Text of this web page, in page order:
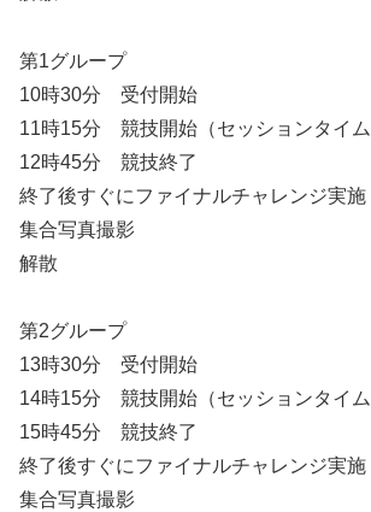
第1グループ
10時30分 受付開始
11時15分 競技開始（セッションタイム
12時45分 競技終了
終了後すぐにファイナルチャレンジ実施
集合写真撮影
解散
第2グループ
13時30分 受付開始
14時15分 競技開始（セッションタイム
15時45分 競技終了
終了後すぐにファイナルチャレンジ実施
集合写真撮影